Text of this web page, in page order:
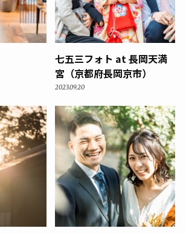
七五三フォト at 長岡天満
宮（京都府長岡京市）
2023.09.20